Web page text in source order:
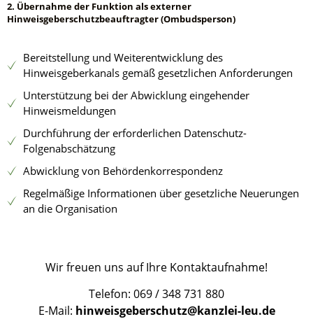
2. Übernahme der Funktion als externer
Hinweisgeberschutzbeauftragter (Ombudsperson)
Bereitstellung und Weiterentwicklung des
Hinweisgeberkanals gemäß gesetzlichen Anforderungen
Unterstützung bei der Abwicklung eingehender
Hinweismeldungen
Durchführung der erforderlichen Datenschutz-
Folgenabschätzung
Abwicklung von Behördenkorrespondenz
Regelmäßige Informationen über gesetzliche Neuerungen
an die Organisation
Wir freuen uns auf Ihre Kontaktaufnahme!
Telefon: 069 / 348 731 880
E-Mail: hinweisgeberschutz@kanzlei-leu.de